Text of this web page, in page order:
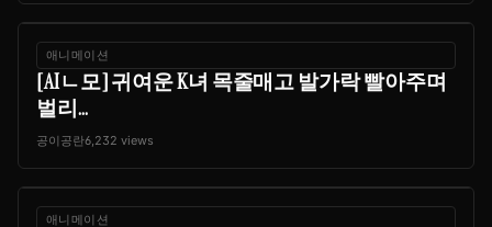
애니메이션
[AIㄴ모] 귀여운 K녀 목줄매고 발가락 빨아주며
벌리...
공이공란6,232 views
애니메이션